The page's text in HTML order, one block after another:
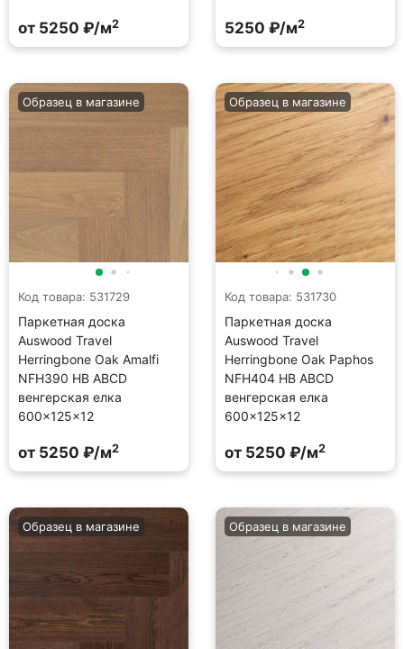
от 5250 ₽/м2 5250 ₽/м2
Код товара: 531729
Паркетная доска
Auswood Travel
Herringbone Oak Amalfi
NFH390 HB АBСD
венгерская елка
600×125×12
Образец в магазине
от 5250 ₽/м2
Код товара: 531730
Паркетная доска
Auswood Travel
Herringbone Oak Paphos
NFH404 HB АBСD
венгерская елка
600×125×12
Образец в магазине
от 5250 ₽/м2
Образец в магазине Образец в магазине